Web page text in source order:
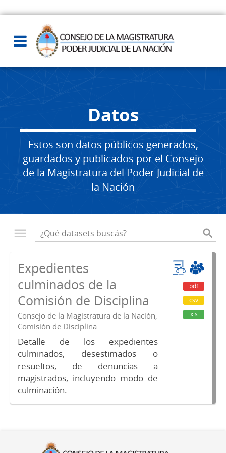
Datos
Estos son datos públicos generados,
guardados y publicados por el Consejo
de la Magistratura del Poder Judicial de
la Nación
Expedientes
culminados de la
Comisión de Disciplina
Consejo de la Magistratura de la Nación,
Comisión de Disciplina
Detalle de los expedientes
culminados, desestimados o
resueltos, de denuncias a
magistrados, incluyendo modo de
culminación.
pdf
csv
xls